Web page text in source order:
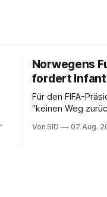
Norwegens
fordert
Für den FIFA-
"keinen Weg
Von SID 07 Aug.